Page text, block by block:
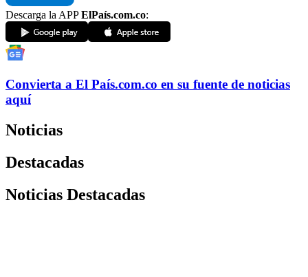
Descarga la APPElPaís.com.co:
Convierta a El País.com.co en su fuente de noticias
aquí
Noticias
Destacadas
Noticias Destacadas